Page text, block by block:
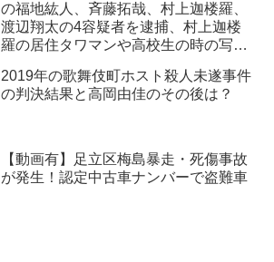
の福地紘人、斉藤拓哉、村上迦楼羅、
渡辺翔太の4容疑者を逮捕、村上迦楼
羅の居住タワマンや高校生の時の写真
2019年の歌舞伎町ホスト殺人未遂事件
の判決結果と高岡由佳のその後は？
【動画有】足立区梅島暴走・死傷事故
が発生！認定中古車ナンバーで盗難車